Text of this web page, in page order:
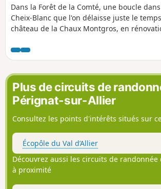
Dans la Forêt de la Comté, une boucle
Cheix-Blanc que l'on délaisse juste le
château de la Chaux Montgros, en
dégagées sur la campagne comtoise, la
Limagne et, au loin, la Chaîne des Puys.
Plus de circuits de
Pérignat-sur-Allier
Consultez les points d'intérêts situés sur
Écopôle du Val d’Allier
Découvrez aussi les circuits de randonnée
à proximité